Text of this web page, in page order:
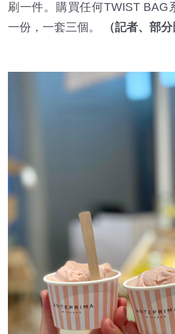
刷一件。購買任何TWIST BAG
一份，一套三個。
（記者、部